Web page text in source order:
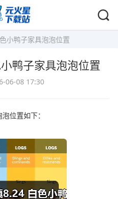
小鸭子家具泡泡位置
鸭子家具泡泡位置
06-08 17:30
位置如下：